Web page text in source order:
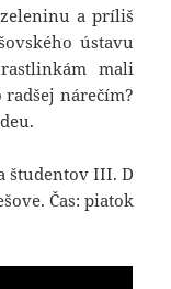
a príliš
ústavu
mali
radšej nárečím?
študentov III. D
Čas: piatok